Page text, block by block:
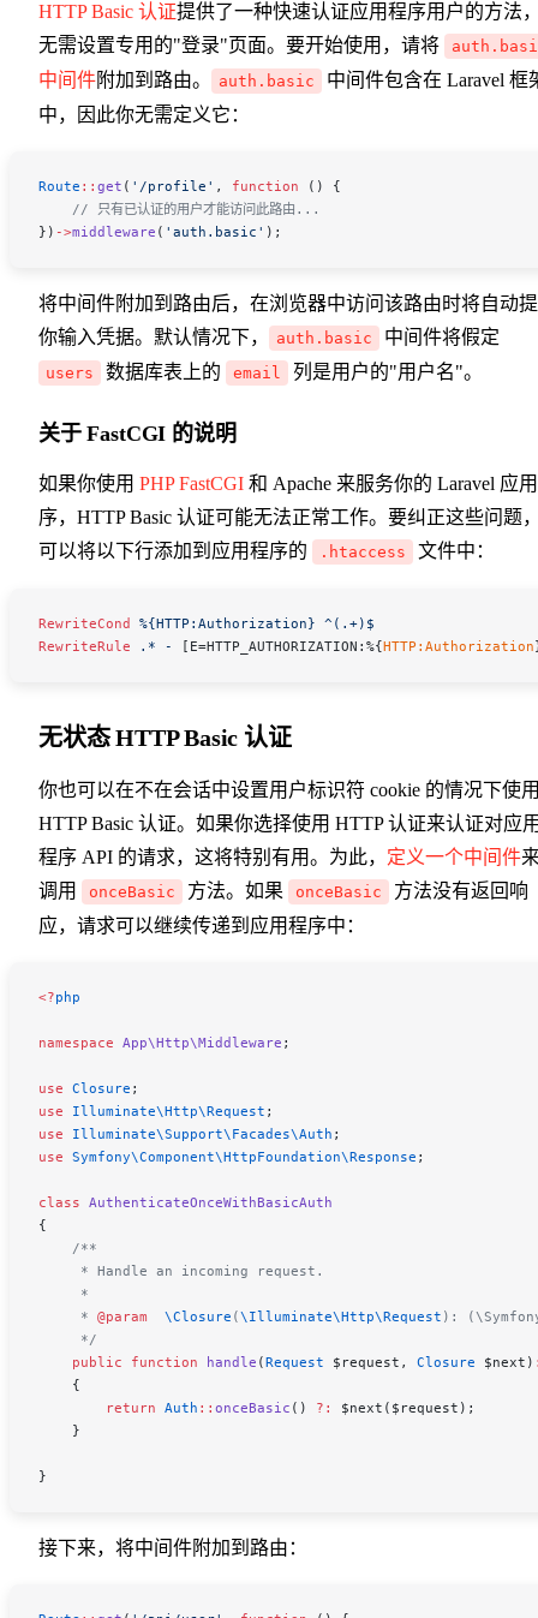
HTTP Basic 认证提供了一种快速认证应用程序用户的方法
无需设置专用的"登录"页面。要开始使用，请将
中间件附加到路由。 auth.basic
中间件包含在 Laravel 框
中，因此你无需定义它：
Route :: get ( '/profile' , function () {
    // 只有已认证的用户才能访问此路由...
}) ->middleware ( 'auth.basic' );
将中间件附加到路由后，在浏览器中访问该路由时将自动
你输入凭据。默认情况下，
auth.basic 中间件将假定
users 数据库表上的 email 列是用户的"用户名"。
关于 FastCGI 的说明
如果你使用 PHP FastCGI 和 Apache 来服务你的 Laravel 应
序，HTTP Basic 认证可能无法正常工作。要纠正这些问题
可以将以下行添加到应用程序的
.htaccess 文件中：
RewriteCond %{HTTP:Authorization} ^(.+)$
RewriteRule .* - [E=HTTP_AUTHORIZATION:%{HTTP:Authorization
无状态 HTTP Basic 认证
你也可以在不在会话中设置用户标识符 cookie 的情况下使
HTTP Basic 认证。如果你选择使用 HTTP 认证来认证对应
程序 API 的请求，这将特别有用。为此， 定义一个中间件
调用
onceBasic 方法。如果 onceBasic
方法没有返回响
应，请求可以继续传递到应用程序中：
<?php
namespace App\Http\Middleware ;
use Closure ;
use Illuminate\Http\Request ;
use Illuminate\Support\Facades\Auth ;
use Symfony\Component\HttpFoundation\Response ;
class AuthenticateOnceWithBasicAuth
{
    /**
     * Handle an incoming request.
     *
     *
@param
  \
Closure (\Illuminate\Http\Request ):
     */
    public
function handle (Request $request , Closure $next )
    {
        return
Auth :: onceBasic () ?: $next ( $request );
    }
}
接下来，将中间件附加到路由：